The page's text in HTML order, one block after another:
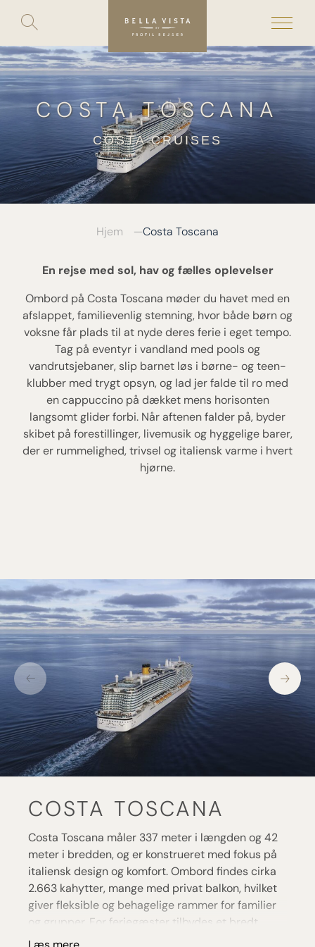
Skip
content
Toggle
search
COSTA TOSCANA
COSTA CRUISES
Hjem Costa Toscana
En rejse med sol, hav og fælles oplevelser
Ombord på Costa Toscana møder du havet med en
afslappet, familievenlig stemning, hvor både børn og
voksne får plads til at nyde deres ferie i eget tempo.
Tag på eventyr i vandland med pools og
vandrutsjebaner, slip barnet løs i børne- og teen-
klubber med trygt opsyn, og lad jer falde til ro med
en cappuccino på dækket mens horisonten
langsomt glider forbi. Når aftenen falder på, byder
skibet på forestillinger, livemusik og hyggelige barer,
der er rummelighed, trivsel og italiensk varme i hvert
hjørne.
COSTA TOSCANA
Costa Toscana måler 337 meter i længden og 42
meter i bredden, og er konstrueret med fokus på
italiensk design og komfort. Ombord findes cirka
2.663 kahytter, mange med privat balkon, hvilket
giver fleksible og behagelige rammer for familier
og grupper. For feriegæster tilbydes et bredt
udvalg af faciliteter: flere pools og boblebade,